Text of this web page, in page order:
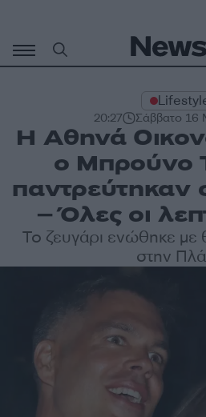
περιεχόμενο
20:27 Σάββατο 16
Η Αθηνά
ο Μπρούνο
παντρεύτηκαν
– Όλες οι
Το ζευγάρι ενώθηκε με
στην